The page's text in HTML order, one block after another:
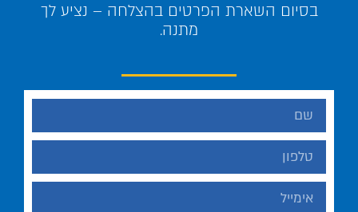
בסיום השארת הפרטים בהצלחה – נציע לך
מתנה.